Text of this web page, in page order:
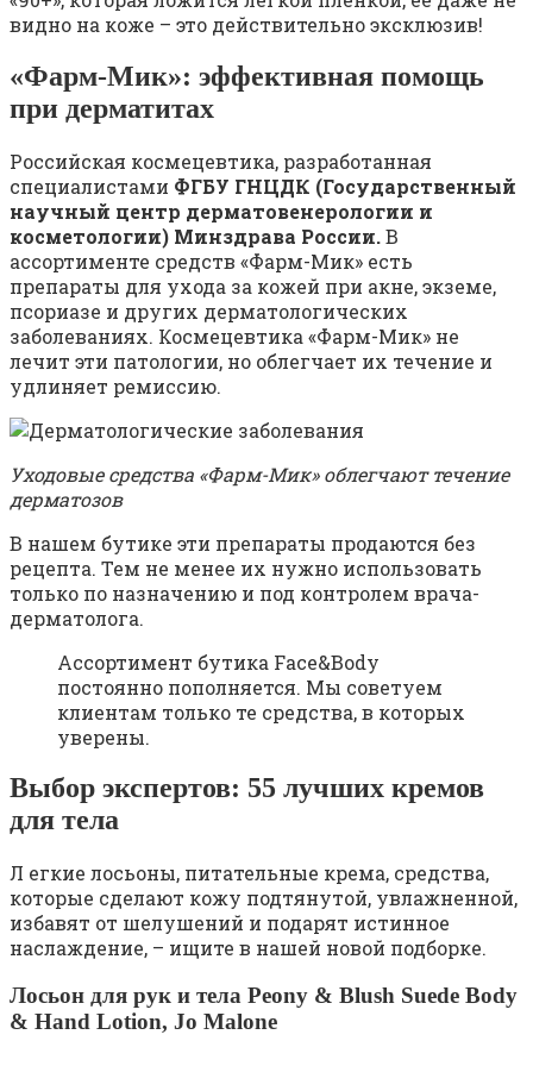
видно на коже – это действительно эксклюзив!
«Фарм-Мик»: эффективная помощь
при дерматитах
Российская космецевтика, разработанная
специалистами ФГБУ ГНЦДК (Государственный
научный центр дерматовенерологии и
косметологии) Минздрава России.В
ассортименте средств «Фарм-Мик» есть
препараты для ухода за кожей при акне, экземе,
псориазе и других дерматологических
заболеваниях. Космецевтика «Фарм-Мик» не
лечит эти патологии, но облегчает их течение и
удлиняет ремиссию.
Уходовые средства «Фарм-Мик» облегчают течение
дерматозов
В нашем бутике эти препараты продаются без
рецепта. Тем не менее их нужно использовать
только по назначению и под контролем врача-
дерматолога.
Ассортимент бутика Face&Body
постоянно пополняется. Мы советуем
клиентам только те средства, в которых
уверены.
Выбор экспертов: 55 лучших кремов
для тела
Л егкие лосьоны, питательные крема, средства,
которые сделают кожу подтянутой, увлажненной,
избавят от шелушений и подарят истинное
наслаждение, – ищите в нашей новой подборке.
Лосьон для рук и тела Peony & Blush Suede Body
& Hand Lotion, Jo Malone